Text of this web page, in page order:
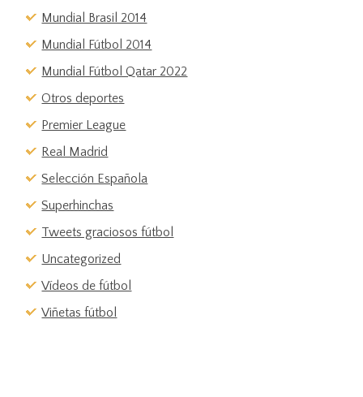
Mundial Brasil 2014
Mundial Fútbol 2014
Mundial Fútbol Qatar 2022
Otros deportes
Premier League
Real Madrid
Selección Española
Superhinchas
Tweets graciosos fútbol
Uncategorized
Vídeos de fútbol
Viñetas fútbol